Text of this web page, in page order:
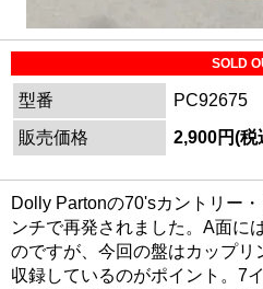
SOLD
型番
PC92675
販売価格
2,900円(税
Dolly Partonの70'sカントリー
ンチで再発されました。A面に
のですが、今回の盤はカップリ
収録しているのがポイント。7